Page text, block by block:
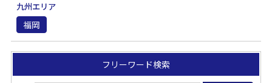
九州エリア
福岡
フリーワード検索